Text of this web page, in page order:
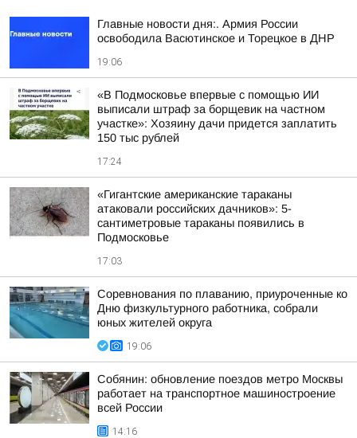
Главные новости дня:. Армия России
освободила Васютинское и Торецкое в ДНР
19:06
«В Подмосковье впервые с помощью ИИ
выписали штраф за борщевик на частном
участке»: Хозяину дачи придется заплатить
150 тыс рублей
17:24
«Гигантские американские тараканы
атаковали российских дачников»: 5-
сантиметровые тараканы появились в
Подмосковье
17:03
Соревнования по плаванию, приуроченные ко
Дню физкультурного работника, собрали
юных жителей округа
19:06
Собянин: обновление поездов метро Москвы
работает на транспортное машиностроение
всей России
14:16